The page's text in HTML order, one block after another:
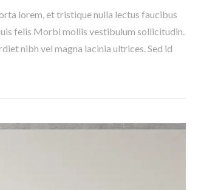
lorem, et tristique nulla lectus faucibus
felis Morbi mollis vestibulum sollicitudin.
nibh vel magna lacinia ultrices. Sed id